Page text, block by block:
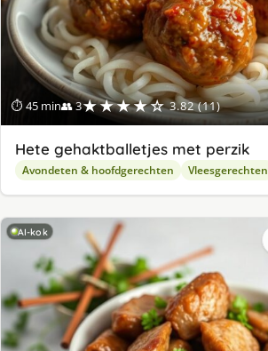
⏱ 45 min👥 3★★★★☆ 3.82 (11)
Hete gehaktballetjes met perzik
Avondeten & hoofdgerechten Vleesgerechten
AI-kok